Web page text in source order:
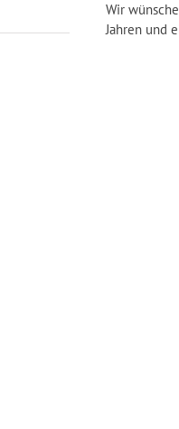
Wir
Jahren und